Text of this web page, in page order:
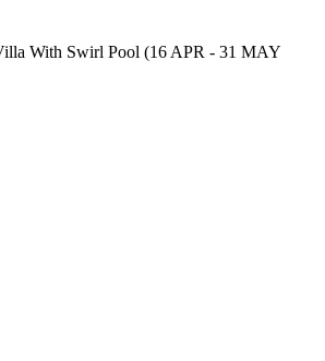
With Swirl Pool (16 APR - 31 MAY